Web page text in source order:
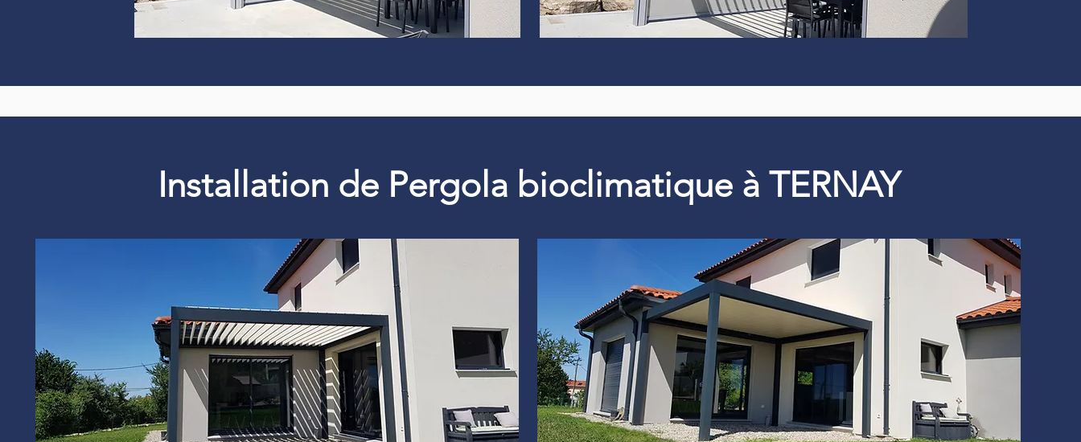
Installation de Pergola bioclimatique à TERNAY